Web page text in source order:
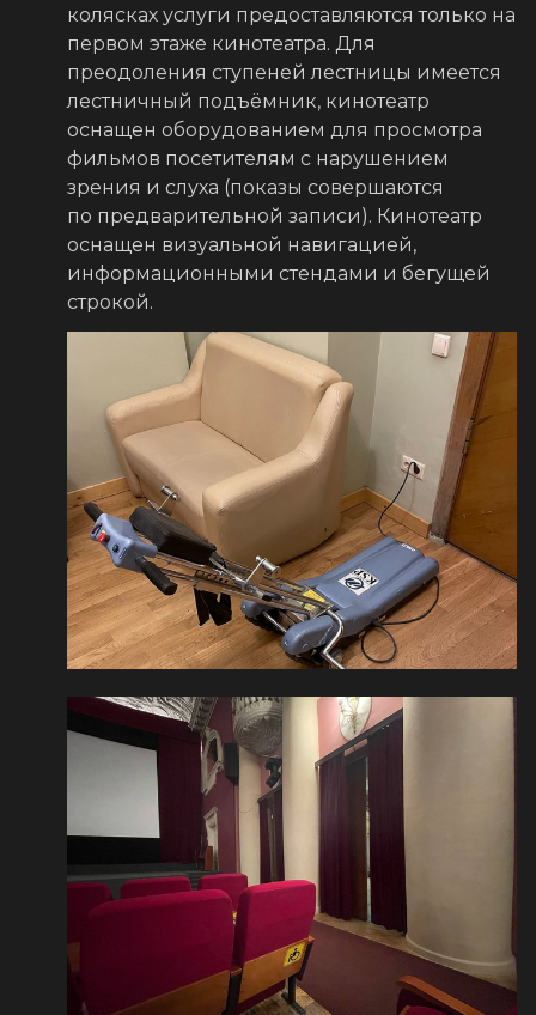
колясках услуги предоставляются только на
первом этаже кинотеатра. Для
преодоления ступеней лестницы имеется
лестничный подъёмник, кинотеатр
оснащен оборудованием для просмотра
фильмов посетителям с нарушением
зрения и слуха (показы совершаются
по предварительной записи). Кинотеатр
оснащен визуальной навигацией,
информационными стендами и бегущей
строкой.